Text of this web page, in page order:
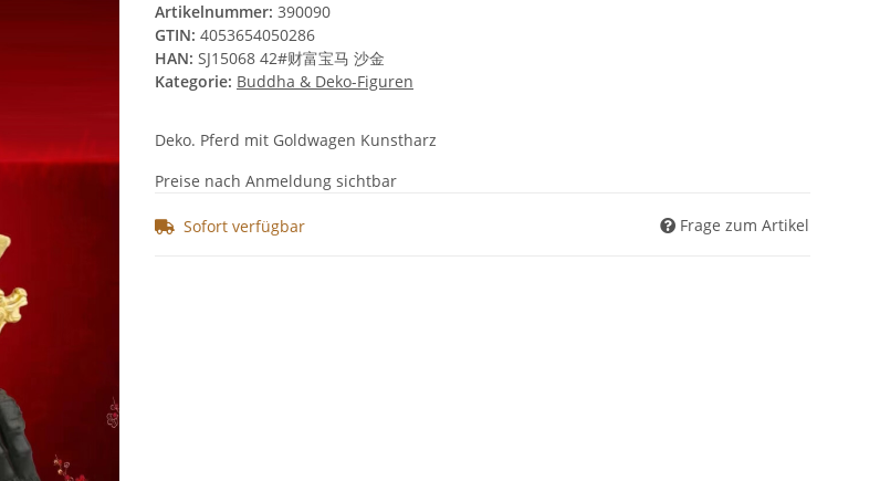
Artikelnummer: 390090
GTIN: 4053654050286
HAN: SJ15068 42#财富宝马 沙金
Kategorie: Buddha & Deko-Figuren
Deko. Pferd mit Goldwagen Kunstharz
Preise nach Anmeldung sichtbar
Sofort verfügbar Frage zum Artikel